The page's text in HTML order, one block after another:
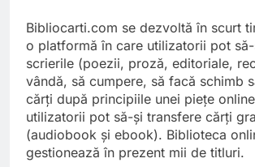
Bibliocarti.com se dezvoltă în scurt
o platformă în care utilizatorii pot
scrierile (poezii, proză, editoriale,
vândă, să cumpere, să facă schimb
cărți după principiile unei piețe
utilizatorii pot să-și transfere cărți
(audiobook și ebook). Biblioteca
gestionează în prezent mii de titluri.